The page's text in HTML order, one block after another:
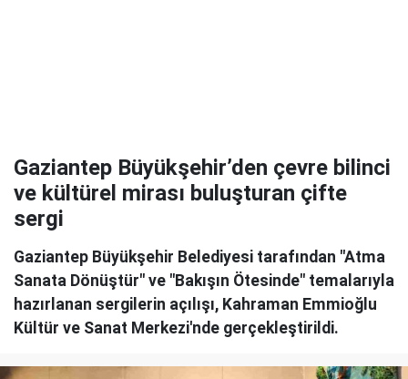
Gaziantep Büyükşehir’den çevre bilinci
ve kültürel mirası buluşturan çifte
sergi
Gaziantep Büyükşehir Belediyesi tarafından "Atma
Sanata Dönüştür" ve "Bakışın Ötesinde" temalarıyla
hazırlanan sergilerin açılışı, Kahraman Emmioğlu
Kültür ve Sanat Merkezi'nde gerçekleştirildi.